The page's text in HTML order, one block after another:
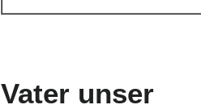
Vater unser